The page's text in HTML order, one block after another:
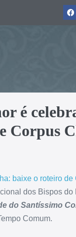
é
Corpus
dos Bispos do
do Santíssimo
Comum.